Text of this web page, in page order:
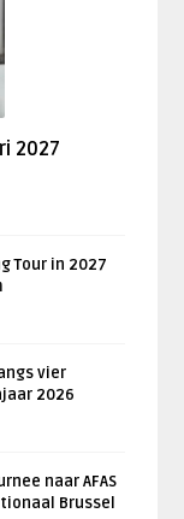
2027
Tour in 2027
vier
2026
naar AFAS
Brussel